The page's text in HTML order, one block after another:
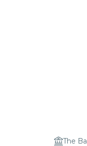
The